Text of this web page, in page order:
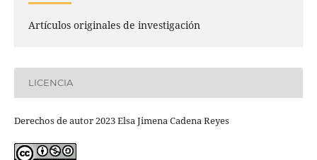
Artículos originales de investigación
LICENCIA
Derechos de autor 2023 Elsa Jimena Cadena Reyes